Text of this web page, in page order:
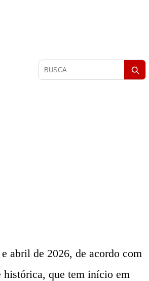
Pesquisar
matérias
abril de 2026, de acordo com
histórica, que tem início em